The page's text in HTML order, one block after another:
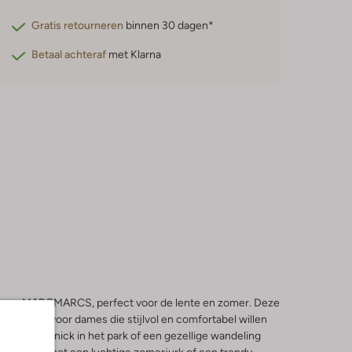
Gratis retourneren binnen 30 dagen*
Betaal achteraf met Klarna
MARCMARCS, perfect voor de lente en zomer. Deze
have voor dames die stijlvol en comfortabel willen
picknick in het park of een gezellige wandeling